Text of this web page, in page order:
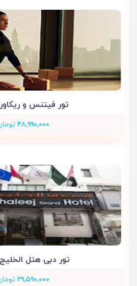
تور فیتنس و
۴۸,۹۹۰,۰۰۰
تور دبی هتل
۲۹,۵۹۰,۰۰۰